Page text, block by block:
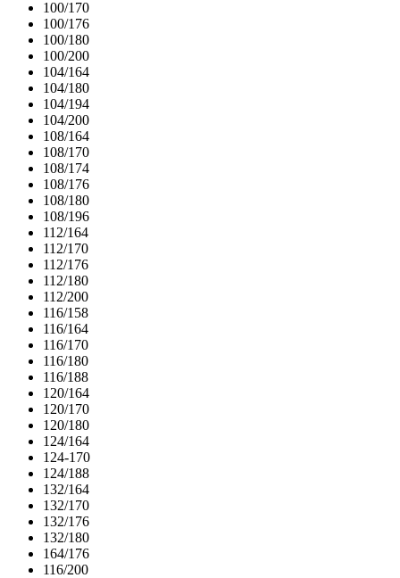
100/170
100/176
100/180
100/200
104/164
104/180
104/194
104/200
108/164
108/170
108/174
108/176
108/180
108/196
112/164
112/170
112/176
112/180
112/200
116/158
116/164
116/170
116/180
116/188
120/164
120/170
120/180
124/164
124-170
124/188
132/164
132/170
132/176
132/180
164/176
116/200